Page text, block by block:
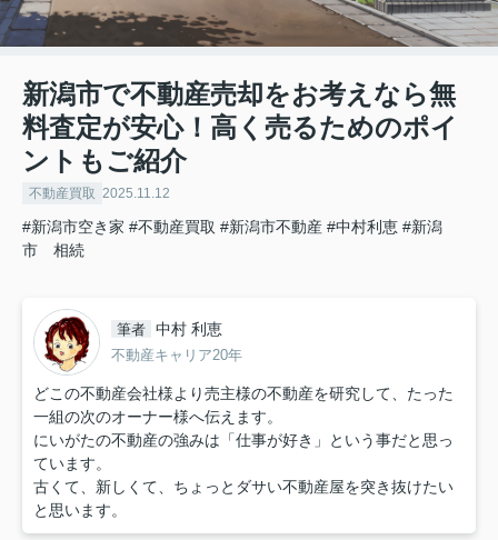
新潟市で不動産売却をお考えなら無
料査定が安心！高く売るためのポイ
ントもご紹介
不動産買取 2025.11.12
#新潟市空き家 #不動産買取 #新潟市不動産 #中村利恵 #新潟
市 相続
筆者 中村 利恵
不動産キャリア20年
どこの不動産会社様より売主様の不動産を研究して、たった
一組の次のオーナー様へ伝えます。
にいがたの不動産の強みは「仕事が好き」という事だと思っ
ています。
古くて、新しくて、ちょっとダサい不動産屋を突き抜けたい
と思います。